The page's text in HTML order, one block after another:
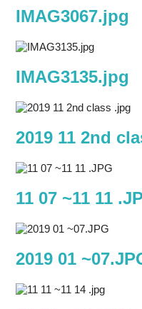
IMAG3067.jpg
IMAG3135.jpg
2019 11 2nd
11 07 ~11 11
2019 01